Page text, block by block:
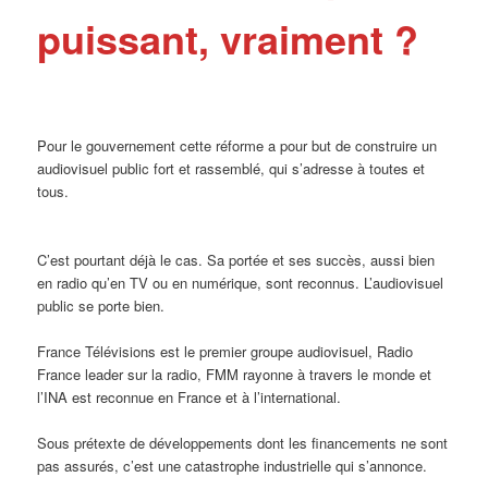
puissant, vraiment ?
Pour le gouvernement cette réforme a pour but de construire un
audiovisuel public fort et rassemblé, qui s’adresse à toutes et
tous.
C’est pourtant déjà le cas. Sa portée et ses succès, aussi bien
en radio qu’en TV ou en numérique, sont reconnus. L’audiovisuel
public se porte bien.
France Télévisions est le premier groupe audiovisuel, Radio
France leader sur la radio, FMM rayonne à travers le monde et
l’INA est reconnue en France et à l’international.
Sous prétexte de développements dont les financements ne sont
pas assurés, c’est une catastrophe industrielle qui s’annonce.